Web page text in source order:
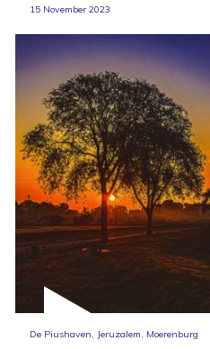
15 November 2023
De Piushaven, Jeruzalem, Moerenburg